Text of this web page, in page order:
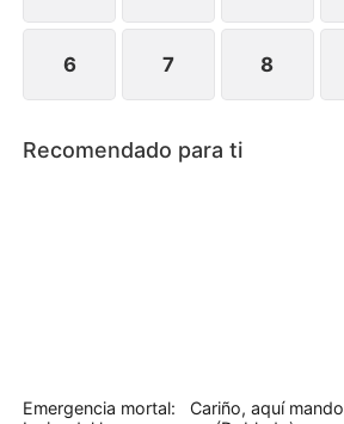
6 7 8
Recomendado para ti
Emergencia mortal:
Cariño, aquí mando